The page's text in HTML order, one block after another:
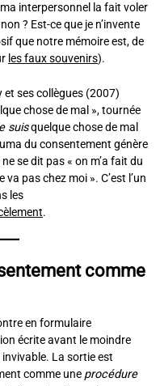
interpersonnel la fait voler
? Est-ce que je n’invente
que notre mémoire est, de
les faux souvenirs).
et ses collègues (2007)
chose de mal », tournée
suisquelque chose de mal
du consentement génère
se dit pas « on m’a fait du
pas chez moi ». C’est l’un
les
.
comme
en formulaire
écrite avant le moindre
La sortie est
comme une procédure